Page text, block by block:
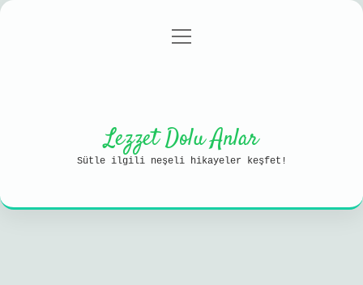
Gizlilik Politikası
menüyü
Lezzet Dolu Anlar
Sütle ilgili neşeli hikayeler keşfet!